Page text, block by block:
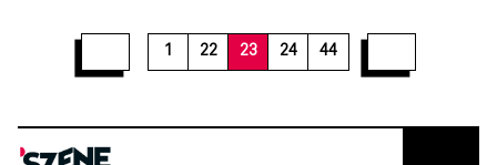
1 22 23 24 44
29 3132 3435 37